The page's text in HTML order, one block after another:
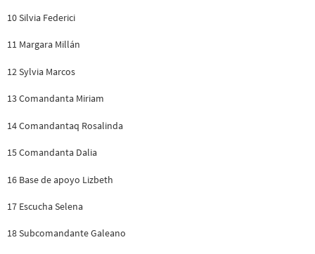
10 Silvia Federici
11 Margara Millán
12 Sylvia Marcos
13 Comandanta Miriam
14 Comandantaq Rosalinda
15 Comandanta Dalia
16 Base de apoyo Lizbeth
17 Escucha Selena
18 Subcomandante Galeano